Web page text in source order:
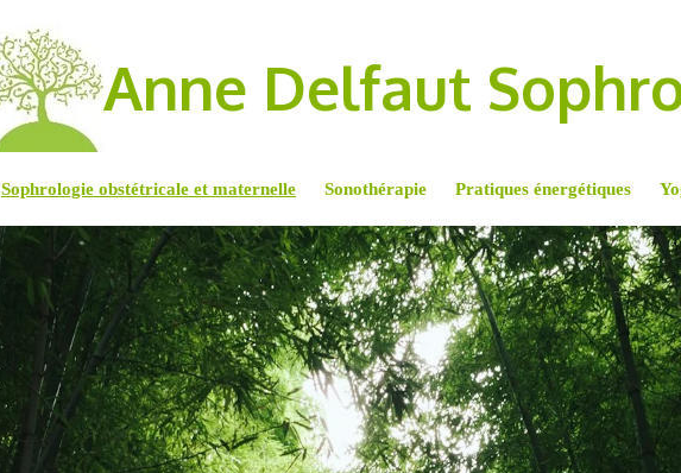
Anne Delfaut
Sophrologie obstétricale et maternelle Sonothérapie Pratiques énergétiques